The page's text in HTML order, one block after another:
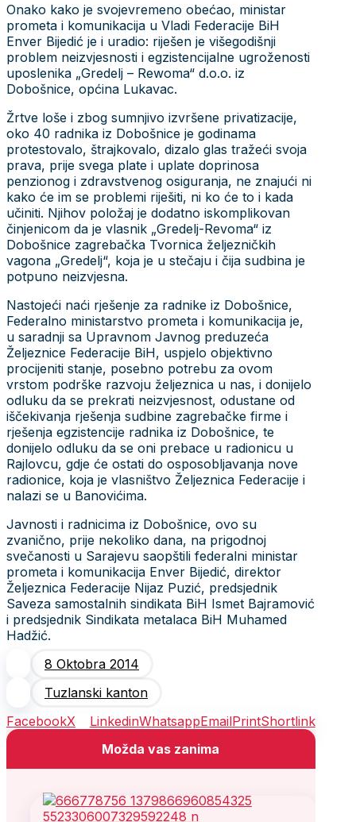
Onako kako je svojevremeno obećao, ministar
prometa i komunikacija u Vladi Federacije BiH
Enver Bijedić je i uradio: riješen je višegodišnji
problem neizvjesnosti i egzistencijalne ugroženosti
uposlenika „Gredelj – Rewoma“ d.o.o. iz
Dobošnice, općina Lukavac.
Žrtve loše i zbog sumnjivo izvršene privatizacije,
oko 40 radnika iz Dobošnice je godinama
protestovalo, štrajkovalo, dizalo glas tražeći svoja
prava, prije svega plate i uplate doprinosa
penzionog i zdravstvenog osiguranja, ne znajući ni
kako će im se problemi riješiti, ni ko će to i kada
učiniti. Njihov položaj je dodatno iskomplikovan
činjenicom da je vlasnik „Gredelj-Revoma“ iz
Dobošnice zagrebačka Tvornica željezničkih
vagona „Gredelj“, koja je u stečaju i čija sudbina je
potpuno neizvjesna.
Nastojeći naći rješenje za radnike iz Dobošnice,
Federalno ministarstvo prometa i komunikacija je,
u saradnji sa Upravnom Javnog preduzeća
Željeznice Federacije BiH, uspjelo objektivno
procijeniti stanje, posebno potrebu za ovom
vrstom podrške razvoju željeznica u nas, i donijelo
odluku da se prekrati neizvjesnost, odustane od
iščekivanja rješenja sudbine zagrebačke firme i
rješenja egzistencije radnika iz Dobošnice, te
donijelo odluku da se oni prebace u radionicu u
Rajlovcu, gdje će ostati do osposobljavanja nove
radionice, koja je vlasništvo Željeznica Federacije i
nalazi se u Banovićima.
Javnosti i radnicima iz Dobošnice, ovo su
zvanično, prije nekoliko dana, na prigodnoj
svečanosti u Sarajevu saopštili federalni ministar
prometa i komunikacija Enver Bijedić, direktor
Željeznica Federacije Nijaz Puzić, predsjednik
Saveza samostalnih sindikata BiH Ismet Bajramović
i predsjednik Sindikata metalaca BiH Muhamed
8 Oktobra 2014
Tuzlanski kanton
FacebookX LinkedinWhatsappEmailPrintShortlink
Možda vas zanima